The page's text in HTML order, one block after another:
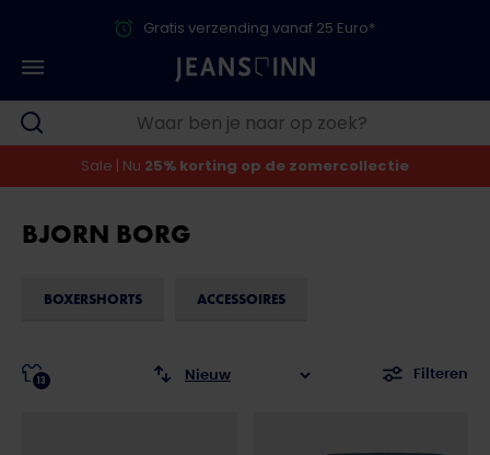
Gratis verzending vanaf 25 Euro*
Sale | Nu 25% korting op de zomercollectie
BJORN BORG
BOXERSHORTS ACCESSOIRES
Filteren
13